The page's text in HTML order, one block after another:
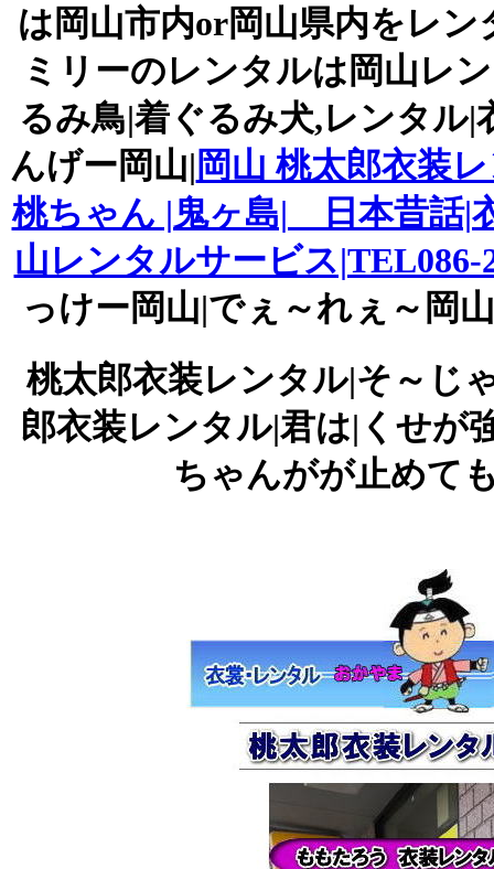
は岡山市内or岡山県内をレ
ミリーのレンタルは岡山レ
るみ鳥|着ぐるみ犬,レンタル
んげー岡山| 岡山 桃太郎衣装
桃ちゃん |鬼ヶ島| 日本昔話|
山レンタルサービス
っけー岡山|でぇ～れぇ～岡
桃太郎衣装レンタル|そ～じ
郎衣装レンタル|君は|くせが
ちゃんがが止めて